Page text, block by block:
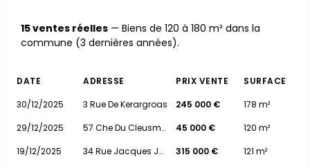
15 ventes réelles — Biens de 120 à 180 m² dans la
commune (3 dernières années).
DATE ADRESSE PRIX VENTE
SURFACE
30/12/2025
3 Rue De Kerargroas 245 000 €
178 m²
29/12/2025
57 Che Du Cleusmeur 45 000 €
120 m²
19/12/2025
34 Rue Jacques Jullien 315 000 €
121 m²